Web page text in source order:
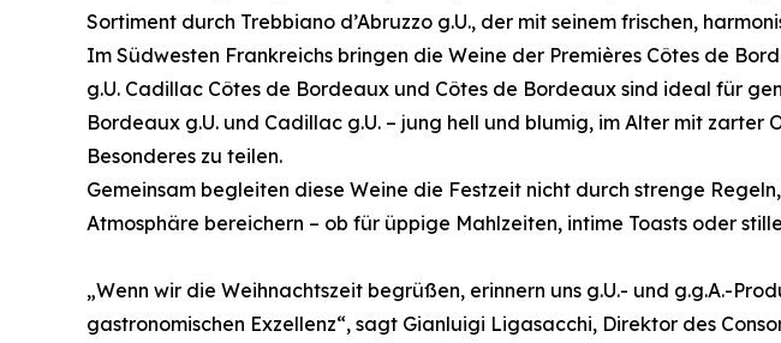
Sortiment durch Trebbiano d’Abruzzo g.U., der mit seinem frischen,
Im Südwesten Frankreichs bringen die Weine der Premières Côtes de
g.U. Cadillac Côtes de Bordeaux und Côtes de Bordeaux sind ideal für
Bordeaux g.U. und Cadillac g.U. – jung hell und blumig, im Alter mit
Besonderes zu teilen.
Gemeinsam begleiten diese Weine die Festzeit nicht durch strenge
Atmosphäre bereichern – ob für üppige Mahlzeiten, intime Toasts oder
„Wenn wir die Weihnachtszeit begrüßen, erinnern uns g.U.- und g.g.A.-
gastronomischen Exzellenz“, sagt Gianluigi Ligasacchi, Direktor des